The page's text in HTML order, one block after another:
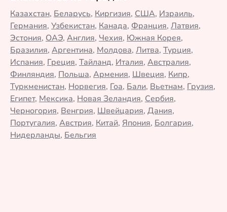
Казахстан, Беларусь, Киргизия, США, Израиль,
Германия, Узбекистан, Канада, Франция, Латвия,
Эстония, ОАЭ, Англия, Чехия, Южная Корея,
Бразилия, Аргентина, Молдова, Литва, Турция,
Испания, Греция, Тайланд, Италия, Австралия,
Финляндия, Польша, Армения, Швеция, Кипр,
Туркменистан, Норвегия, Гоа, Бали, Вьетнам, Грузия,
Египет, Мексика, Новая Зеландия, Сербия,
Черногория, Венгрия, Швейцария, Дания,
Португалия, Австрия, Китай, Япония, Болгария,
Нидерланды, Бельгия